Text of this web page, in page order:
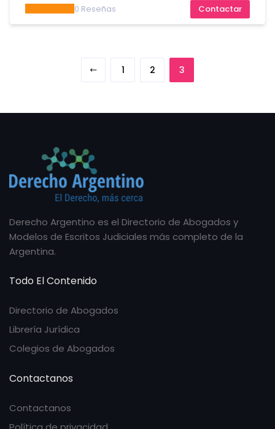
0 Reseñas Contactar
1 2 3
Derecho Argentino es el Directorio de Abogados y
Modelos de Escritos Judiciales más completo de la
Argentina.
Todo El Contenido
Directorio de Abogados
Librería Jurídica
Colegios de Abogados
Contactanos
Contactanos